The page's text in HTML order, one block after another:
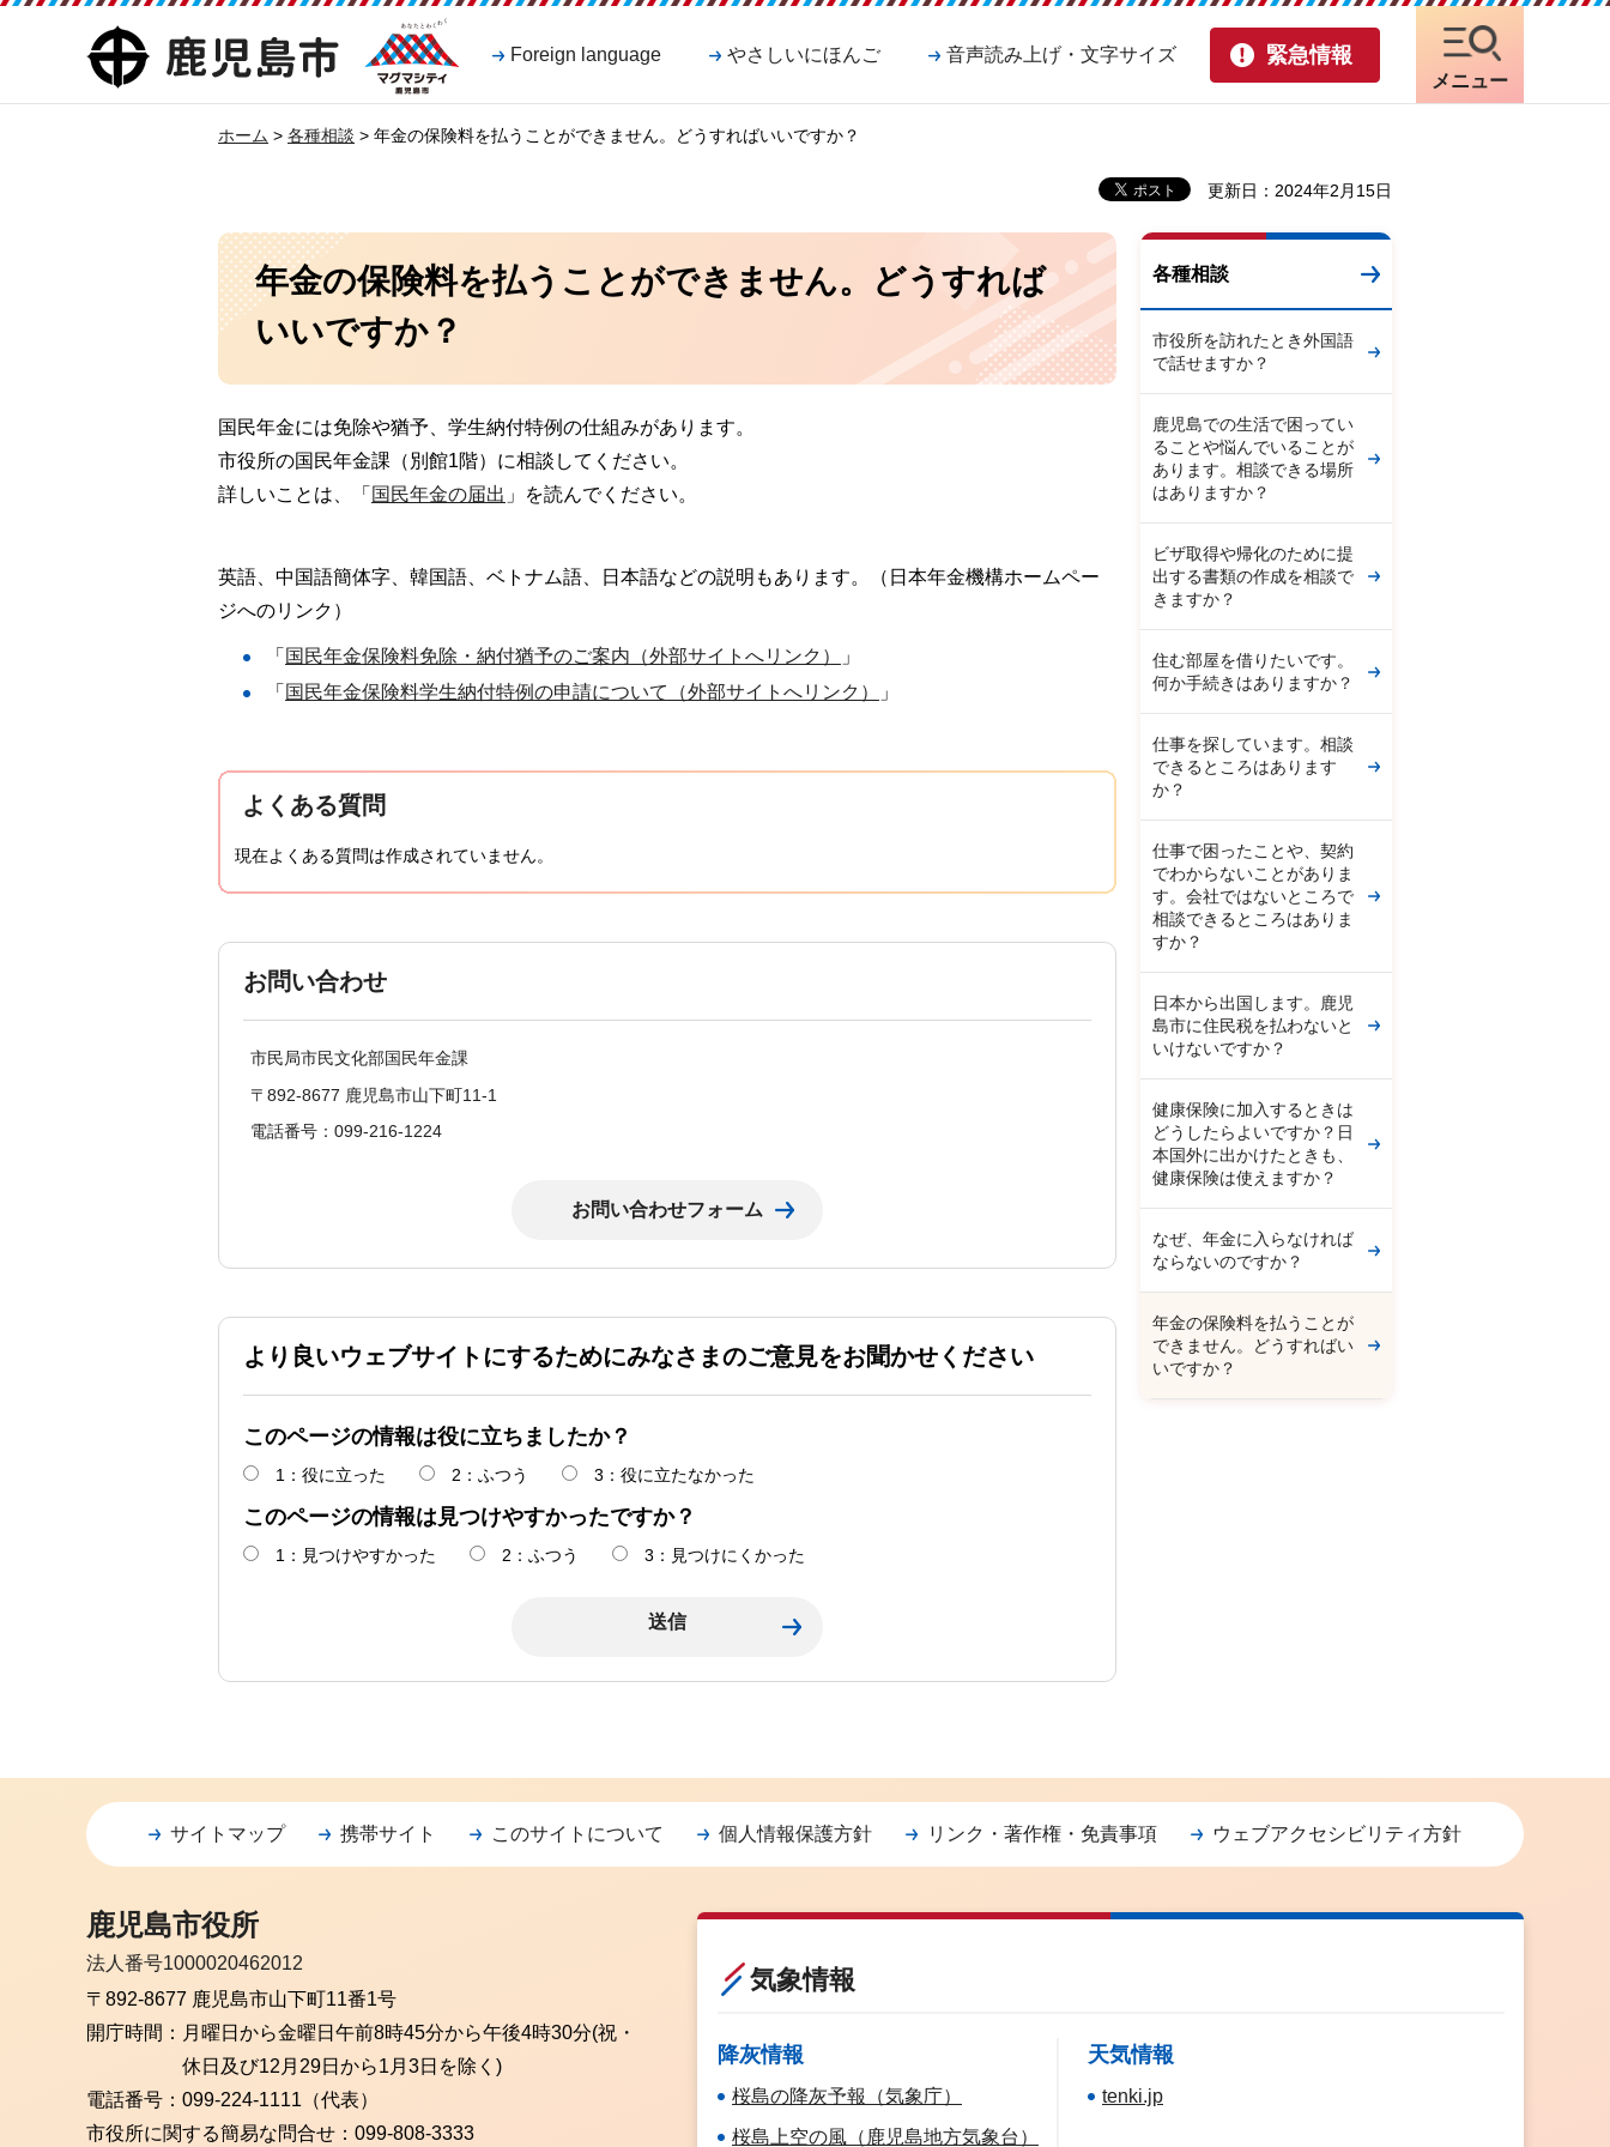
鹿児島市
マグマシティ
鹿児島市
Foreign language やさしいにほんご 音声読み上げ・文字サイズ 緊急情報
メニュー
ホーム > 各種相談 > 年金の保険料を払うことができません。どうすればいいですか？
更新日：2024年2月15日
年金の保険料を払うことができません。どうすれば
いいですか？
国民年金には免除や猶予、学生納付特例の仕組みがあります。
市役所の国民年金課（別館1階）に相談してください。
詳しいことは、「 国民年金の届出 」を読んでください。
英語、中国語簡体字、韓国語、ベトナム語、日本語などの説明もあります。（日本年金機構ホームペー
ジへのリンク）
「 国民年金保険料免除・納付猶予のご案内（外部サイトへリンク）
」
「 国民年金保険料学生納付特例の申請について（外部サイトへリンク） 」
よくある質問
現在よくある質問は作成されていません。
お問い合わせ
市民局市民文化部国民年金課
〒892-8677 鹿児島市山下町11-1
電話番号：099-216-1224
より良いウェブサイトにするためにみなさまのご意見をお聞かせください
このページの情報は役に立ちましたか？
1：役に立った 2：ふつう 3：役に立たなかった
このページの情報は見つけやすかったですか？
1：見つけやすかった 2：ふつう 3：見つけにくかった
各種相談
市役所を訪れたとき外国語
で話せますか？
鹿児島での生活で困ってい
ることや悩んでいることが
あります。相談できる場所
はありますか？
ビザ取得や帰化のために提
出する書類の作成を相談で
きますか？
住む部屋を借りたいです。
何か手続きはありますか？
仕事を探しています。相談
できるところはあります
か？
仕事で困ったことや、契約
でわからないことがありま
す。会社ではないところで
相談できるところはありま
すか？
日本から出国します。鹿児
島市に住民税を払わないと
いけないですか？
健康保険に加入するときは
どうしたらよいですか？日
本国外に出かけたときも、
健康保険は使えますか？
なぜ、年金に入らなければ
ならないのですか？
年金の保険料を払うことが
できません。どうすればい
いですか？
サイトマップ 携帯サイト このサイトについて 個人情報保護方針 リンク・著作権・免責事項 ウェブアクセシビリティ方針
鹿児島市役所
法人番号1000020462012
〒892-8677 鹿児島市山下町11番1号
開庁時間： 月曜日から金曜日 午前8時45分から午後4時30分(祝・
休日及び12月29日から1月3日を除く)
電話番号： 099-224-1111（代表）
市役所に関する簡易な問合せ： 099-808-3333
気象情報
降灰情報
桜島の降灰予報（気象庁）
桜島上空の風（鹿児島地方気象台）
天気情報
tenki.jp